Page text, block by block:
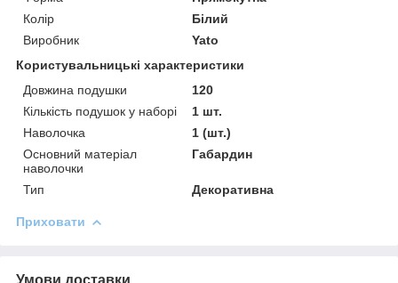
Колір
Білий
Виробник
Yato
Користувальницькі характеристики
Довжина подушки
120
Кількість подушок у наборі
1 шт.
Наволочка
1 (шт.)
Основний матеріал
наволочки
Габардин
Тип Декоративна
Приховати